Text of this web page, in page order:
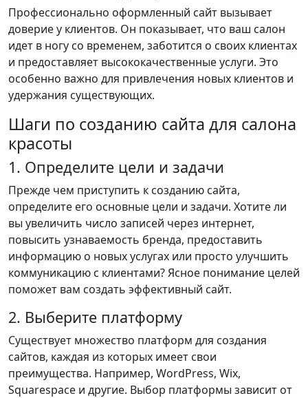
Профессионально оформленный сайт вызывает
доверие у клиентов. Он показывает, что ваш салон
идет в ногу со временем, заботится о своих клиентах
и предоставляет высококачественные услуги. Это
особенно важно для привлечения новых клиентов и
удержания существующих.
Шаги по созданию сайта для салона
красоты
1. Определите цели и задачи
Прежде чем приступить к созданию сайта,
определите его основные цели и задачи. Хотите ли
вы увеличить число записей через интернет,
повысить узнаваемость бренда, предоставить
информацию о новых услугах или просто улучшить
коммуникацию с клиентами? Ясное понимание целей
поможет вам создать эффективный сайт.
2. Выберите платформу
Существует множество платформ для создания
сайтов, каждая из которых имеет свои
преимущества. Например, WordPress, Wix,
Squarespace и другие. Выбор платформы зависит от